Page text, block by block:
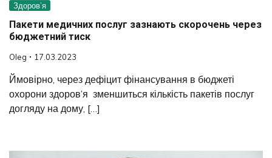
Здоров’я
Пакети медичних послуг зазнають скорочень через
бюджетний тиск
Oleg 17.03.2023
Ймовірно, через дефіцит фінансування в бюджеті
охорони здоров’я зменшиться кількість пакетів послуг
догляду на дому, […]